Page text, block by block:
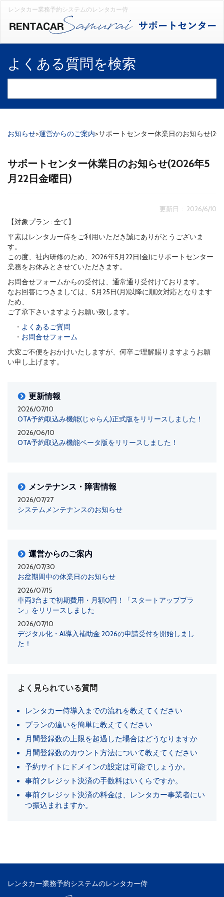
レンタカー業務予約システムのレンタカー侍
よくある質問を検索
お知らせ>運営からのご案内>サポートセンター休業日のお知らせ
サポートセンター休業日のお知らせ(2026年5
月22日金曜日)
更新日 : 2026/6/10
【対象プラン : 全て】
平素はレンタカー侍をご利用いただき誠にありがとうございま
す。
この度、社内研修のため、2026年5月22日(金)にサポートセンター
業務をお休みとさせていただきます。
お問合せフォームからの受付は、通常通り受付けております。
なお回答につきましては、5月25日(月)以降に順次対応となります
ため、
ご了承下さいますようお願い致します。
・ よくあるご質問
・ お問合せフォーム
大変ご不便をおかけいたしますが、何卒ご理解賜りますようお願
い申し上げます。
更新情報
2026/07/10
OTA予約取込み機能(じゃらん)正式版をリリースしました！
2026/06/10
OTA予約取込み機能ベータ版をリリースしました！
メンテナンス・障害情報
2026/07/27
システムメンテナンスのお知らせ
運営からのご案内
2026/07/30
お盆期間中の休業日のお知らせ
2026/07/15
車両3台まで初期費用・月額0円！「スタートアッププラ
ン」をリリースしました
2026/07/10
デジタル化・AI導入補助金 2026の申請受付を開始しまし
た！
よく見られている質問
レンタカー侍導入までの流れを教えてください
プランの違いを簡単に教えてください
月間登録数の上限を超過した場合はどうなりますか
月間登録数のカウント方法について教えてください
予約サイトにドメインの設定は可能でしょうか。
事前クレジット決済の手数料はいくらですか。
事前クレジット決済の料金は、レンタカー事業者にい
つ振込まれますか。
レンタカー業務予約システムのレンタカー侍